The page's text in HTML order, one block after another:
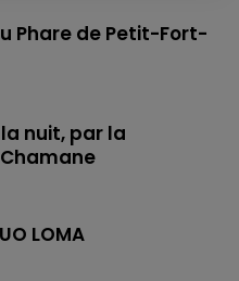
Phare de Petit-Fort-
nuit, par la
LOMA